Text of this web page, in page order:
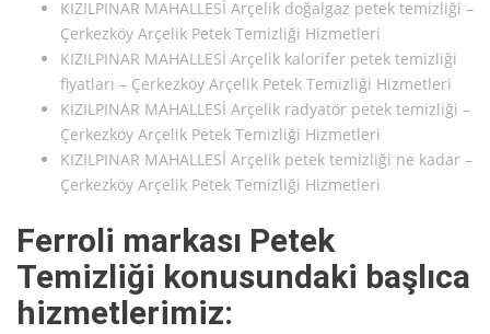
KIZILPINAR MAHALLESİ Arçelik doğalgaz petek temizliği –
Çerkezköy Arçelik Petek Temizliği Hizmetleri
KIZILPINAR MAHALLESİ Arçelik kalorifer petek temizliği
fiyatları – Çerkezköy Arçelik Petek Temizliği Hizmetleri
KIZILPINAR MAHALLESİ Arçelik radyatör petek temizliği –
Çerkezköy Arçelik Petek Temizliği Hizmetleri
KIZILPINAR MAHALLESİ Arçelik petek temizliği ne kadar –
Çerkezköy Arçelik Petek Temizliği Hizmetleri
Ferroli markası Petek
Temizliği konusundaki başlıca
hizmetlerimiz: